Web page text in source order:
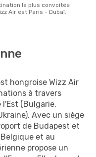
Air est Paris - Dubaï.
hongroise Wizz Air
à travers
l'Est (Bulgarie,
Avec un siège
de Budapest et
et au
propose un